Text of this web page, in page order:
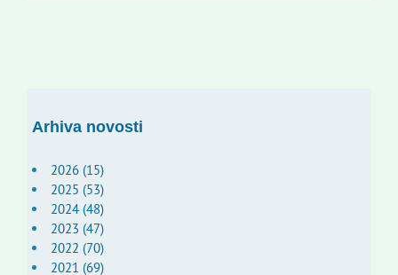
Arhiva novosti
2026 (15)
2025 (53)
2024 (48)
2023 (47)
2022 (70)
2021 (69)